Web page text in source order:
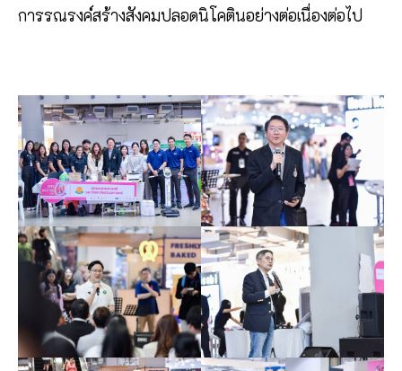
การรณรงค์สร้างสังคมปลอดนิโคตินอย่างต่อเนื่องต่อไป